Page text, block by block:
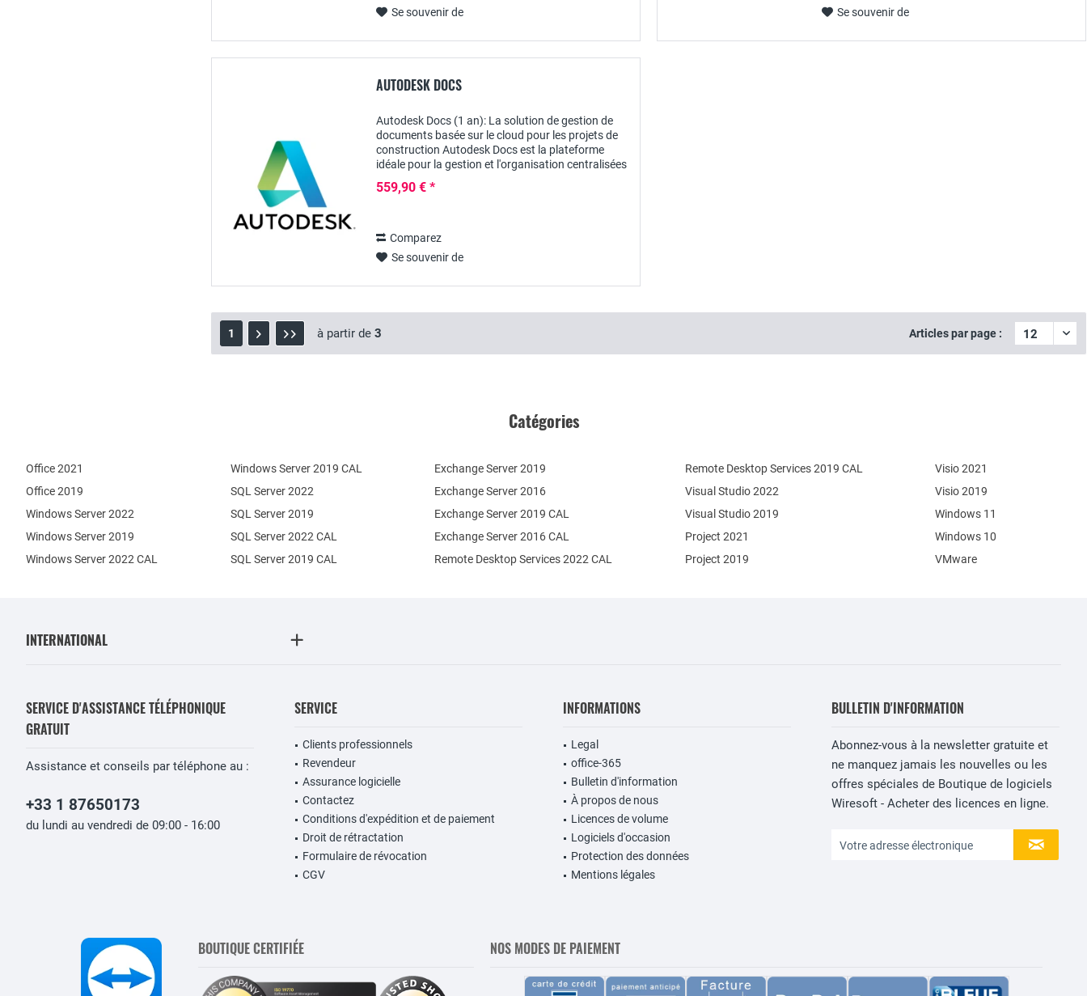
Se souvenir de
Se souvenir de
AUTODESK DOCS
Autodesk Docs (1 an): La solution de gestion de
documents basée sur le cloud pour les projets de
construction Autodesk Docs est la plateforme
idéale pour la gestion et l'organisation centralisées
559,90 € *
Comparez
Se souvenir de
1 à partir de 3 Articles par page :
Catégories
Office 2021
Office 2019
Windows Server 2022
Windows Server 2019
Exchange Server 2019
Exchange Server 2016
SQL Server 2022
SQL Server 2019
Windows Server 2022 CAL
Windows Server 2019 CAL
SQL Server 2022 CAL
SQL Server 2019 CAL
Remote Desktop Services 2022 CAL
Remote Desktop Services 2019 CAL
Exchange Server 2019 CAL
Exchange Server 2016 CAL
Visual Studio 2022
Visual Studio 2019
Project 2021
Project 2019
Visio 2021
Visio 2019
Windows 11
Windows 10
VMware
INTERNATIONAL
SERVICE D'ASSISTANCE TÉLÉPHONIQUE
GRATUIT
Assistance et conseils par téléphone au :
+33 1 87650173
du lundi au vendredi de 09:00 - 16:00
SERVICE
Clients professionnels
Revendeur
Assurance logicielle
Contactez
Conditions d'expédition et de paiement
Droit de rétractation
Formulaire de révocation
CGV
INFORMATIONS
Legal
office-365
Bulletin d'information
À propos de nous
Licences de volume
Logiciels d'occasion
Protection des données
Mentions légales
BULLETIN D'INFORMATION
Abonnez-vous à la newsletter gratuite et
ne manquez jamais les nouvelles ou les
offres spéciales de Boutique de logiciels
Wiresoft - Acheter des licences en ligne.
BOUTIQUE CERTIFIÉE NOS MODES DE PAIEMENT